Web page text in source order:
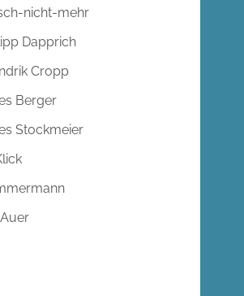
nicht-mehr
Dapprich
Cropp
Berger
Stockmeier